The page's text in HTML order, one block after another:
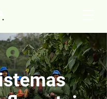
Login